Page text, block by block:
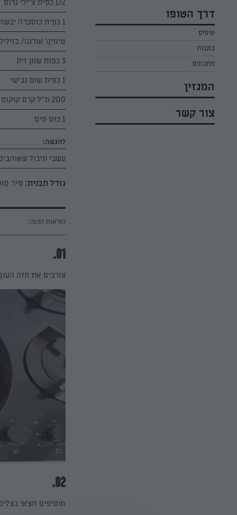
סלטים לפסח
עוגיות לפסח
קארין בנולול
מירי כהן
רובי מיכאל
דרך הטופו
טיפים
כתבות
מתכונים
המגזין
צור קשר
1/2 כפית צ'ילי גרוס
1 כפית כוסברה יבשה
טימין\ אורגנו/ בזיליקום -2-3
3 כפות שמן זית
1 כפית שום גבישי
200 מ"ל קרם קוקוס
1 כוס מים
להגשה:
עשבי תיבול
גודל תבנית: סיר
הוראות הכנה:
01.
צורבים את חזה
02.
מוסיפים חצאי